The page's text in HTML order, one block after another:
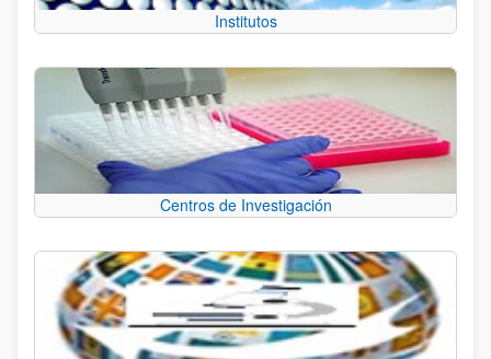
Institutos
Centros de Investigación